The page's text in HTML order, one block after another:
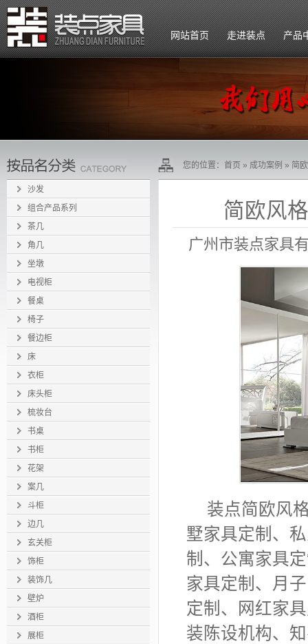
网站首页 走进装点
企业文化
组织架构
产品
沙发
组合产品系列
茶几
角几
坐墩
电视柜
餐桌
椅子
餐边柜
床
衣柜
床头柜
梳妆台
书桌
书柜
花架
案几
斗柜
边几
玄关柜
饰柜
装饰几
壁炉
酒柜
展柜
您的位置： 首页 » 成功案例 » 简
简欧风
广州市装点家具
装点简欧风
墅家具定制 、
制 、 公寓家具
家具定制 、 月
定制 、
网红家
装陈设机构、